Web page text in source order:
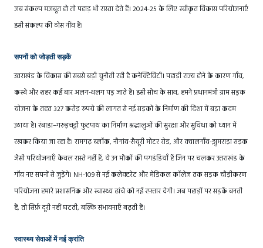
जब संकल्प मजबूत हो तो पहाड़ भी रास्ता देते हैं। 2024-25 के लिए स्वीकृत विकास परियोजनाएँ
इसी संकल्प की ठोस नींव हैं।
सपनों को जोड़ती सड़कें
उत्तराखंड के विकास की सबसे बड़ी चुनौती रही है कनेक्टिविटी। पहाड़ी राज्य होने के कारण गाँव,
कस्बे और शहर कई बार अलग-थलग पड़ जाते हैं। इसी सोच के साथ, हमने प्रधानमंत्री ग्राम सड़क
योजना के तहत 327 करोड़ रुपये की लागत से नई सड़कों के निर्माण की दिशा में बड़ा कदम
उठाया है। रंबाडा–गरुड़चट्टी फुटपाथ का निर्माण श्रद्धालुओं की सुरक्षा और सुविधा को ध्यान में
रखकर किया जा रहा है। रामगढ़ ब्लॉक, नौगांव-सैयूरी मोटर रोड, और क्वालगाँव-झुमराड़ा सड़क
जैसी परियोजनाएँ केवल रास्ते नहीं हैं, ये उन मौकों की पगडंडियाँ हैं जिन पर चलकर उत्तराखंड के
गाँव नए सपनों से जुड़ेंगे। NH-109 से नई कलेक्टरेट और मेडिकल कॉलेज तक सड़क चौड़ीकरण
परियोजना हमारे प्रशासनिक और स्वास्थ्य ढांचे को नई रफ़्तार देगी। जब पहाड़ों पर सड़कें बनती
हैं, तो सिर्फ़ दूरी नहीं घटती, बल्कि संभावनाएँ बढ़ती हैं।
स्वास्थ्य सेवाओं में नई क्रांति